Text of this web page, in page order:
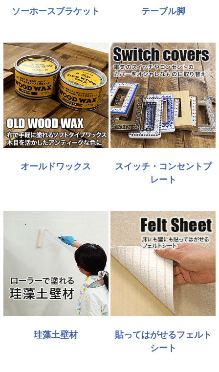
ソーホースブラケット テーブル脚
オールドワックス
スイッチ・コンセントプ
レート
珪藻土壁材
貼ってはがせるフェルト
シート